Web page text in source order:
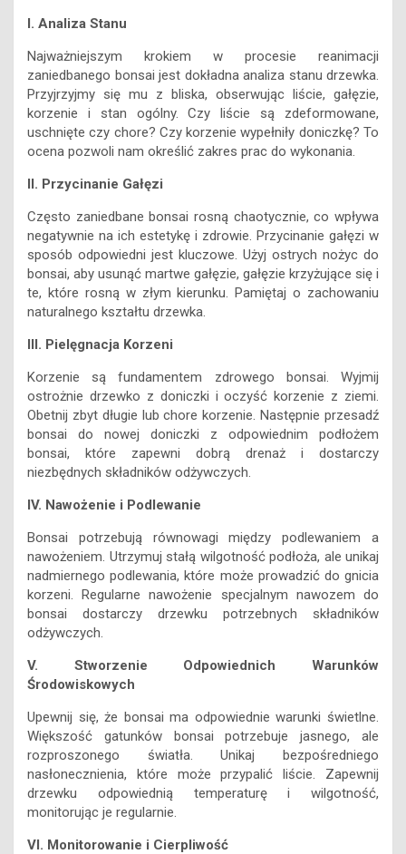
I. Analiza Stanu
Najważniejszym krokiem w procesie reanimacji
zaniedbanego bonsai jest dokładna analiza stanu drzewka.
Przyjrzyjmy się mu z bliska, obserwując liście, gałęzie,
korzenie i stan ogólny. Czy liście są zdeformowane,
uschnięte czy chore? Czy korzenie wypełniły doniczkę? To
ocena pozwoli nam określić zakres prac do wykonania.
II. Przycinanie Gałęzi
Często zaniedbane bonsai rosną chaotycznie, co wpływa
negatywnie na ich estetykę i zdrowie. Przycinanie gałęzi w
sposób odpowiedni jest kluczowe. Użyj ostrych nożyc do
bonsai, aby usunąć martwe gałęzie, gałęzie krzyżujące się i
te, które rosną w złym kierunku. Pamiętaj o zachowaniu
naturalnego kształtu drzewka.
III. Pielęgnacja Korzeni
Korzenie są fundamentem zdrowego bonsai. Wyjmij
ostrożnie drzewko z doniczki i oczyść korzenie z ziemi.
Obetnij zbyt długie lub chore korzenie. Następnie przesadź
bonsai do nowej doniczki z odpowiednim podłożem
bonsai, które zapewni dobrą drenaż i dostarczy
niezbędnych składników odżywczych.
IV. Nawożenie i Podlewanie
Bonsai potrzebują równowagi między podlewaniem a
nawożeniem. Utrzymuj stałą wilgotność podłoża, ale unikaj
nadmiernego podlewania, które może prowadzić do gnicia
korzeni. Regularne nawożenie specjalnym nawozem do
bonsai dostarczy drzewku potrzebnych składników
odżywczych.
V. Stworzenie Odpowiednich Warunków
Środowiskowych
Upewnij się, że bonsai ma odpowiednie warunki świetlne.
Większość gatunków bonsai potrzebuje jasnego, ale
rozproszonego światła. Unikaj bezpośredniego
nasłonecznienia, które może przypalić liście. Zapewnij
drzewku odpowiednią temperaturę i wilgotność,
monitorując je regularnie.
VI. Monitorowanie i Cierpliwość